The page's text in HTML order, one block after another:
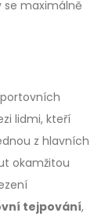
se maximálně
lidmi, kteří
z hlavních
okamžitou
tejpování,